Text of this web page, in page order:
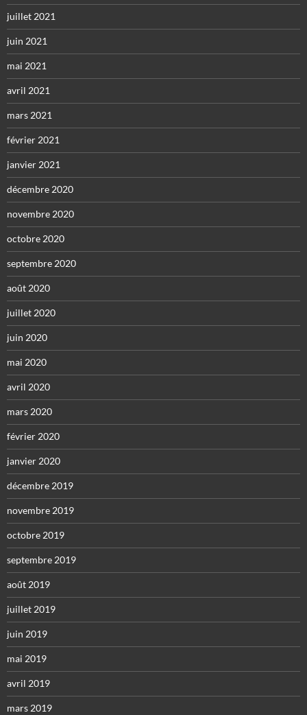
juillet 2021
juin 2021
mai 2021
avril 2021
mars 2021
février 2021
janvier 2021
décembre 2020
novembre 2020
octobre 2020
septembre 2020
août 2020
juillet 2020
juin 2020
mai 2020
avril 2020
mars 2020
février 2020
janvier 2020
décembre 2019
novembre 2019
octobre 2019
septembre 2019
août 2019
juillet 2019
juin 2019
mai 2019
avril 2019
mars 2019